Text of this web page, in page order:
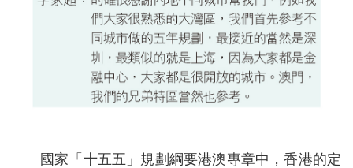
國家「十五五」規劃綱要港澳專章中，香港的定